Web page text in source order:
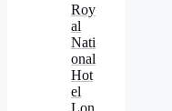
Roy
al
Nati
onal
Hot
el
Lon